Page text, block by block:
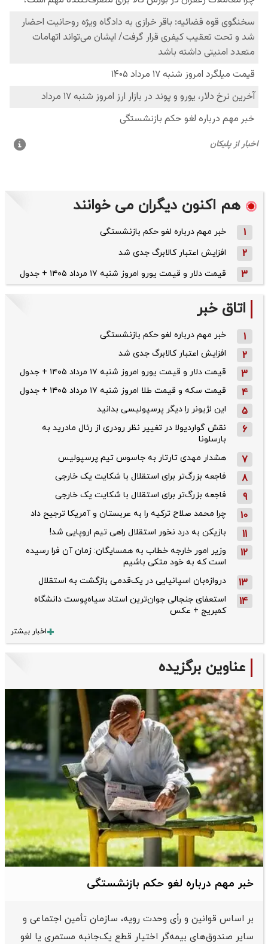
هم اکنون دیگران می خوانند
1 خبر مهم درباره لغو حکم بازنشستگی
2 افزایش اعتبار کالابرگ جدی شد
3 قیمت دلار و قیمت یورو امروز شنبه ۱۷ مرداد ۱۴۰۵ + جدول
اتاق خبر
1 خبر مهم درباره لغو حکم بازنشستگی
2 افزایش اعتبار کالابرگ جدی شد
3 قیمت دلار و قیمت یورو امروز شنبه ۱۷ مرداد ۱۴۰۵ + جدول
4 قیمت سکه و قیمت طلا امروز شنبه ۱۷ مرداد ۱۴۰۵ + جدول
5 این لژیونر را دیگر پرسپولیسی بدانید
6
نقش گواردیولا در تغییر نظر رودری از رئال مادرید به
بارسلونا
7 هشدار مهدی تارتار به جاسوس تیم پرسپولیس
8 فاجعه بزرگ‌تر برای استقلال با شکایت یک خارجی
9 فاجعه بزرگ‌تر برای استقلال با شکایت یک خارجی
10 چرا محمد صلاح ترکیه را به عربستان و آمریکا ترجیح داد
11 بازیکن به درد نخور استقلال راهی تیم اروپایی شد!
12
وزیر امور خارجه خطاب به همسایگان: زمان آن فرا رسیده
است که به خود متکی باشیم
13 دروازه‌بان اسپانیایی در یک‌قدمی بازگشت به استقلال
14
استعفای جنجالی جوان‌ترین استاد سیاه‌پوست دانشگاه
کمبریج + عکس
اخبار بیشتر
عناوین برگزیده
خبر مهم درباره لغو حکم بازنشستگی
بر اساس قوانین و رأی وحدت رویه، سازمان تأمین اجتماعی و
سایر صندوق‌های بیمه‌گر اختیار قطع یک‌جانبه مستمری یا لغو